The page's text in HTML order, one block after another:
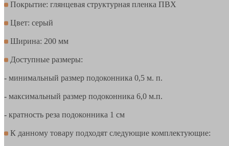
Покрытие: глянцевая структурная пленка ПВХ
Цвет: серый
Ширина: 200 мм
Доступные размеры:
- минимальный размер подоконника 0,5 м. п.
- максимальный размер подоконника 6,0 м.п.
- кратность реза подоконника 1 см
К данному товару подходят следующие комплектующие: